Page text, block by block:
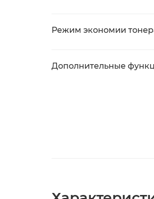
Режим экономии
Дополнительные